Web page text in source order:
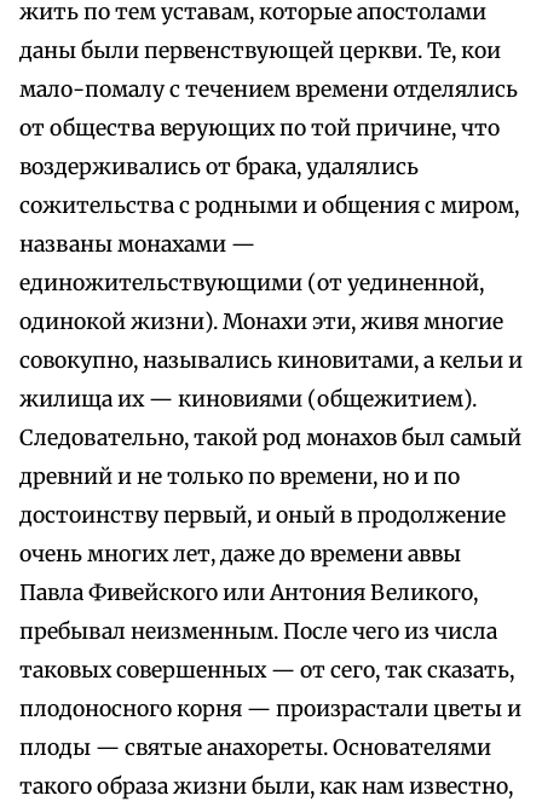
жить по тем уставам, которые апостолами
даны были первенствующей церкви. Те, кои
мало-помалу с течением времени отделялись
от общества верующих по той причине, что
воздерживались от брака, удалялись
сожительства с родными и общения с миром,
названы монахами —
единожительствующими (от уединенной,
одинокой жизни). Монахи эти, живя многие
совокупно, назывались киновитами, а кельи и
жилища их — киновиями (общежитием).
Следовательно, такой род монахов был самый
древний и не только по времени, но и по
достоинству первый, и оный в продолжение
очень многих лет, даже до времени аввы
Павла Фивейского или Антония Великого,
пребывал неизменным. После чего из числа
таковых совершенных — от сего, так сказать,
плодоносного корня — произрастали цветы и
плоды — святые анахореты. Основателями
такого образа жизни были, как нам известно,